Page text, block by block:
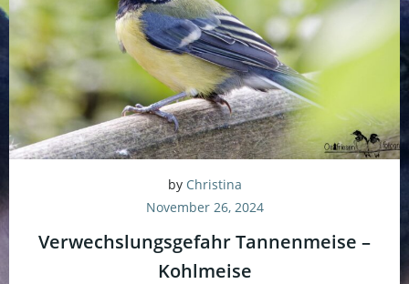
by Christina
November 26, 2024
Verwechslungsgefahr Tannenmeise –
Kohlmeise